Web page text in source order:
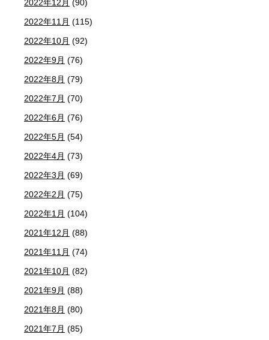
2022年12月 (90)
2022年11月 (115)
2022年10月 (92)
2022年9月 (76)
2022年8月 (79)
2022年7月 (70)
2022年6月 (76)
2022年5月 (54)
2022年4月 (73)
2022年3月 (69)
2022年2月 (75)
2022年1月 (104)
2021年12月 (88)
2021年11月 (74)
2021年10月 (82)
2021年9月 (88)
2021年8月 (80)
2021年7月 (85)